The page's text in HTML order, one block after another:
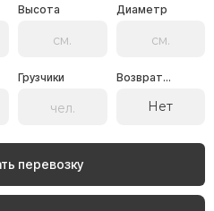
Высота Диаметр
Грузчики Возврат...
Нет
перевозку